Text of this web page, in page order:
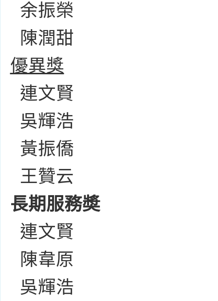
余振榮
陳潤甜
優異獎
連文賢
吳輝浩
黃振僑
王贊云
長期服務奬
連文賢
陳韋原
吳輝浩